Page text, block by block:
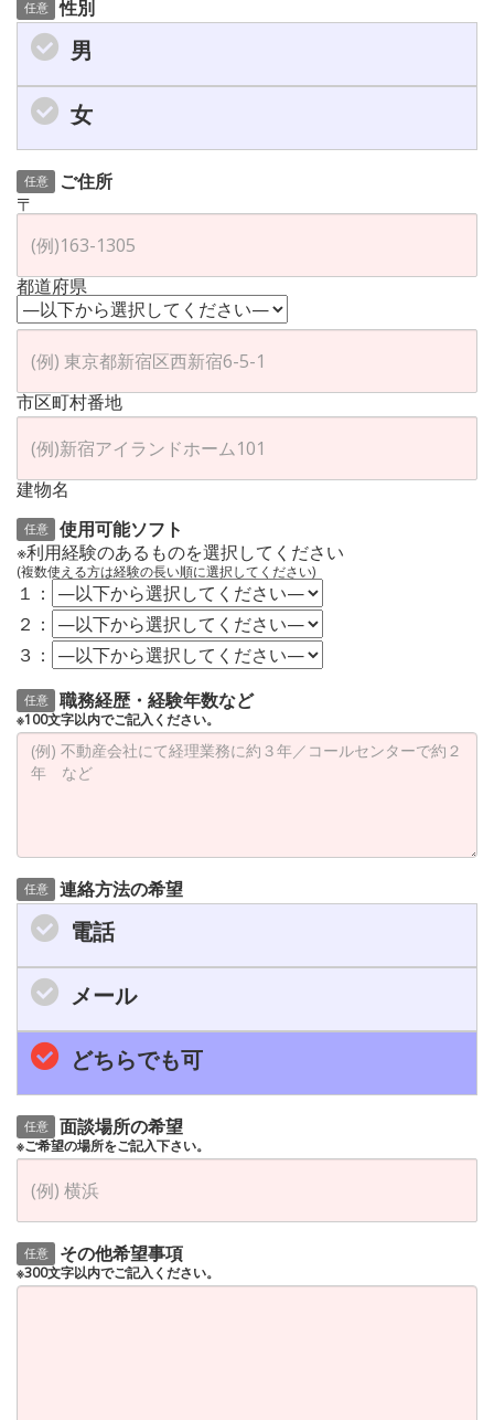
任意 性別
男
女
任意
ご住所
〒
都道府県
市区町村番地
建物名
任意
使用可能ソフト
※利用経験のあるものを選択してください
(複数使える方は経験の長い順に選択してください)
１：
２：
３：
任意 職務経歴・経験年数など
※100文字以内でご記入ください。
任意 連絡方法の希望
電話
メール
どちらでも可
任意 面談場所の希望
※ご希望の場所をご記入下さい。
任意 その他希望事項
※300文字以内でご記入ください。